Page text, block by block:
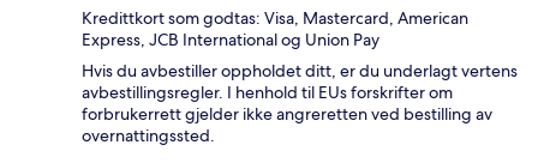
Kredittkort som godtas: Visa, Mastercard, American
Express, JCB International og Union Pay
Hvis du avbestiller oppholdet ditt, er du underlagt vertens
avbestillingsregler. I henhold til EUs forskrifter om
forbrukerrett gjelder ikke angreretten ved bestilling av
overnattingssted.